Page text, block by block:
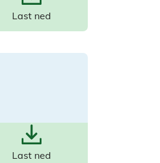
Last ned
Last ned